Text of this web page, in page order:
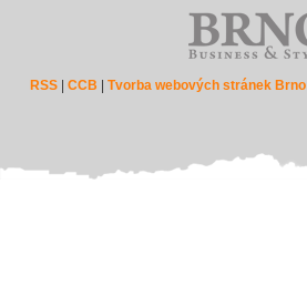
RSS |CCB |Tvorba webových stránek Brno